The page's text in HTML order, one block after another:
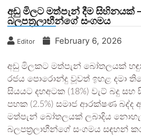
අඩු මිලට මත්පැන් දීම සිහිනයක්
බලපත්‍රලාභීන්ගේ සංගමය
Editor February 6, 2026
අඩු මිලකට මත්පැන් බෝතලයක්
රජය පොරොන්දු වූවත් ඉහළ දමා
සියයට දහඅටක (18%) වැට් බදු සහ
පහක (2.5%) සමාජ ආරක්ෂණ බද්ද
මත්පැන් බෝතලයක් ලබාදිය
බලපත්‍රලාභීන්ගේ සංගමය සඳහන්